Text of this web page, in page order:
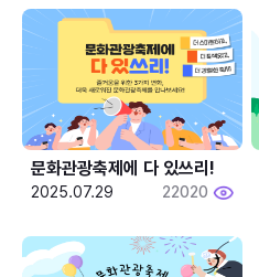
문화관광축제에 다 있쓰리!
2025.07.29 22020